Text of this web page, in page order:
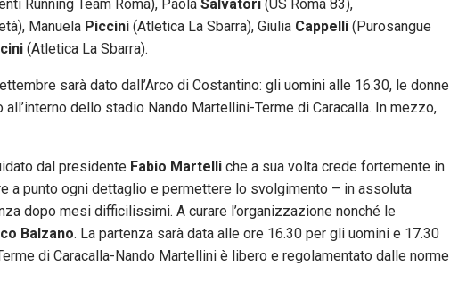
Running Team Roma), Paola Salvatori (US Roma 83),
Manuela Piccini (Atletica La Sbarra), Giulia Cappelli (Purosangue
(Atletica La Sbarra).
sarà dato dall’Arco di Costantino: gli uomini alle 16.30, le donne
dello stadio Nando Martellini-Terme di Caracalla. In mezzo,
dal presidente Fabio Martelli che a sua volta crede fortemente in
a punto ogni dettaglio e permettere lo svolgimento – in assoluta
dopo mesi difficilissimi. A curare l’organizzazione nonché le
Balzano. La partenza sarà data alle ore 16.30 per gli uomini e 17.30
di Caracalla-Nando Martellini è libero e regolamentato dalle norme